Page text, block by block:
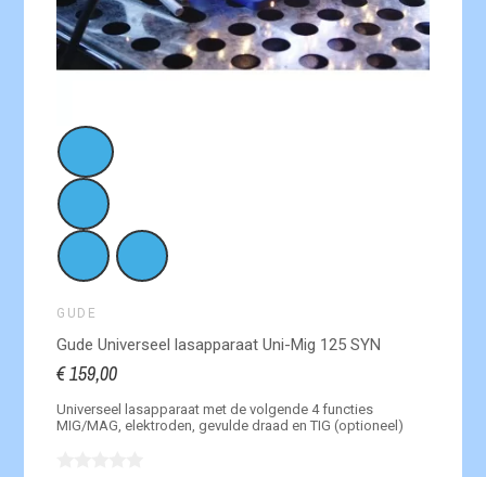
GUDE
Gude Universeel lasapparaat Uni-Mig 125 SYN
€ 159,00
Universeel lasapparaat met de volgende 4 functies
MIG/MAG, elektroden, gevulde draad en TIG (optioneel)